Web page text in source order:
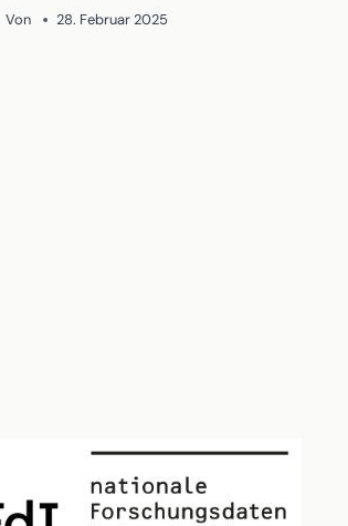
Von 28. Februar 2025